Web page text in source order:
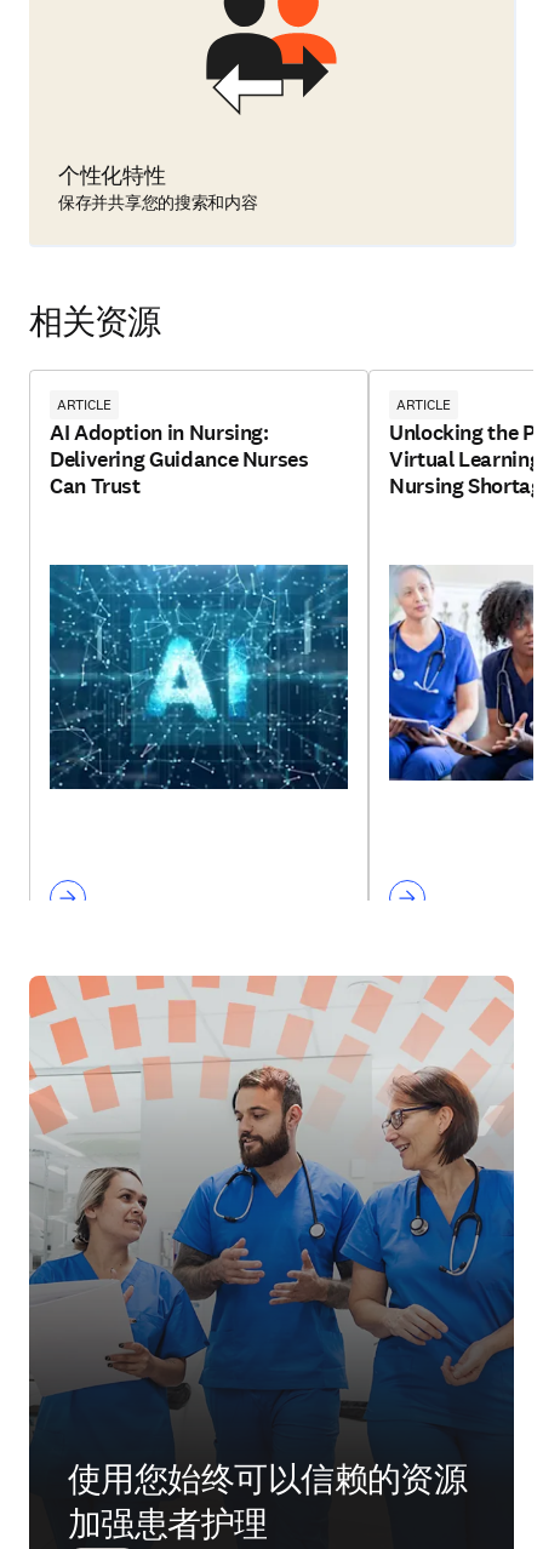
个性化特性
保存并共享您的搜索和内容
相关资源
ARTICLE
AI Adoption in Nursing:
Delivering Guidance Nurses
Can Trust
ARTICLE
Unlocking the
Virtual
Nursing
使用您始终可以信赖的资源
加强患者护理